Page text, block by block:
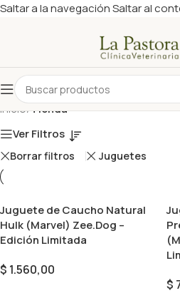
Saltar a la navegaciónSaltar al
Inicio/Tienda
Ver Filtros
Borrar filtros Juguetes
Juguete de Caucho Natural
Hulk (Marvel) Zee.Dog –
Edición Limitada
$ 1.560,00
$